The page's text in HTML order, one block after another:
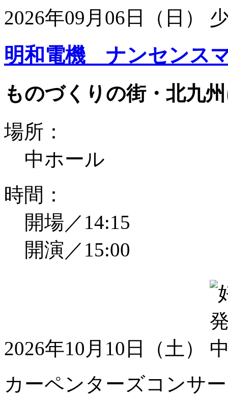
2026年09月06日（日）
明和電機 ナンセンス
ものづくりの街・北九
場所：
中ホール
時間：
開場／14:15
開演／15:00
2026年10月10日（土）
カーペンターズコンサ